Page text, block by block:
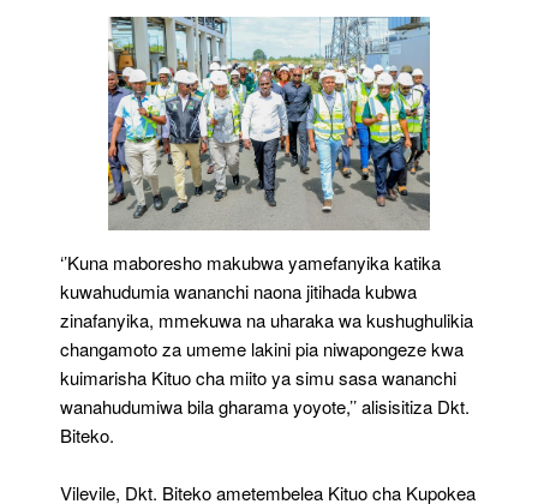
‘’Kuna maboresho makubwa yamefanyika katika
kuwahudumia wananchi naona jitihada kubwa
zinafanyika, mmekuwa na uharaka wa kushughulikia
changamoto za umeme lakini pia niwapongeze kwa
kuimarisha Kituo cha miito ya simu sasa wananchi
wanahudumiwa bila gharama yoyote,’’ alisisitiza Dkt.
Biteko.
Vilevile, Dkt. Biteko ametembelea Kituo cha Kupokea